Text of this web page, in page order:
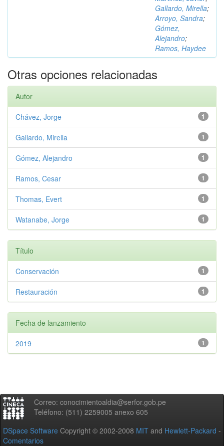
Gallardo, Mirella;
Arroyo, Sandra;
Gómez,
Alejandro;
Ramos, Haydee
Otras opciones relacionadas
Autor
1
Chávez, Jorge
1
Gallardo, Mirella
1
Gómez, Alejandro
1
Ramos, Cesar
1
Thomas, Evert
1
Watanabe, Jorge
Título
1
Conservación
1
Restauración
Fecha de lanzamiento
1
2019
Correo: conocimientoaldia@serfor.gob.pe
Teléfono: (511) 2259005 anexo 605
DSpace Software Copyright © 2002-2008 MIT and Hewlett-Packard -
Comentarios